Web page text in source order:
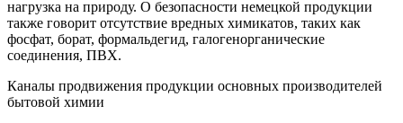
нагрузка на природу. О безопасности немецкой продукции
также говорит отсутствие вредных химикатов, таких как
фосфат, борат, формальдегид, галогенорганические
соединения, ПВХ.
Каналы продвижения продукции основных производителей
бытовой химии